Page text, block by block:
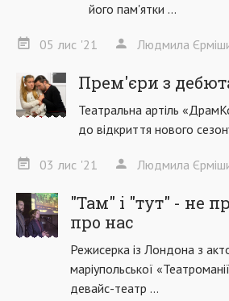
його пам'ятки ...
05 лис '21 Людмила
Прем'єри з
Театральна артіль
до відкриття нового
03 лис '21 Людмила
"Там" і "тут" - не
про нас
Режисерка із Лондона з
маріупольської
девайс-театр ...